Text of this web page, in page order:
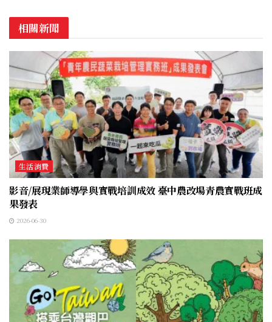
相關新聞
生活消費
影音/展現業師導學與實戰培訓成效 臺中農改場青農實戰班成
果發表
2026-06-30